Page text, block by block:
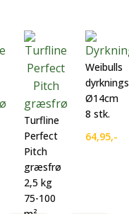
Turfline
Perfect
Pitch
græsfrø
2,5 kg
75-100
Weibulls
Ø14cm
8 stk.
64,95,-